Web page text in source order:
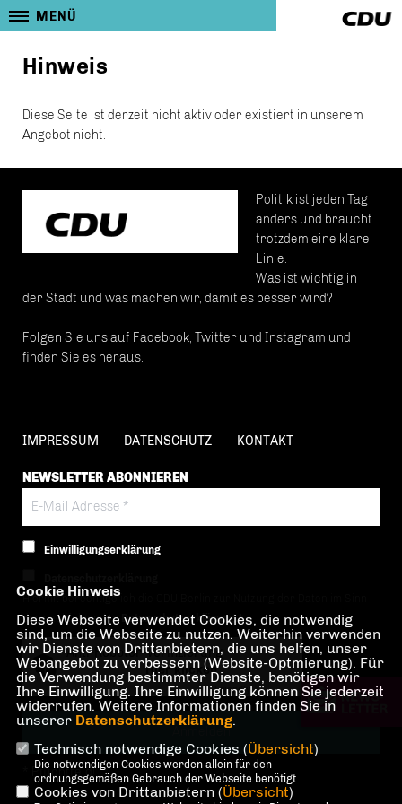
MENÜ
Hinweis
Diese Seite ist derzeit nicht aktiv oder existiert in unserem
Angebot nicht.
Politik ist jeden Tag
anders und braucht
trotzdem eine klare
Linie.
Was ist wichtig in
der Stadt und was machen wir, damit es besser wird?
Folgen Sie uns auf Facebook, Twitter und Instagram und
finden Sie es heraus.
IMPRESSUM DATENSCHUTZ KONTAKT
NEWSLETTER ABONNIEREN
Einwilligungserklärung
Hiermit berechtige ich die CDU Berlin zur Nutzung der Daten im Sinn
der nachfolgenden Datenschutzerklärung.*
Anti-Roboter-Verifizierung
Hier klicken
Friendly Captcha ⇗
* Pflichtfeld!
Cookie Hinweis
Diese Webseite verwendet Cookies, die notwendig
sind, um die Webseite zu nutzen. Weiterhin verwenden
wir Dienste von Drittanbietern, die uns helfen, unser
Webangebot zu verbessern (Website-Optmierung). Für
die Verwendung bestimmter Dienste, benötigen wir
Ihre Einwilligung. Ihre Einwilligung können Sie jederzeit
widerrufen. Weitere Informationen finden Sie in
unserer Datenschutzerklärung.
Technisch notwendige Cookies (Übersicht)
Die notwendigen Cookies werden allein für den
ordnungsgemäßen Gebrauch der Webseite benötigt.
Cookies von Drittanbietern (Übersicht)